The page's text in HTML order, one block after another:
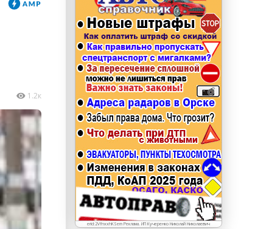
erid: LdtCKJjWj Реклама. ИП Кучеренко Николай
Николаевич
1.2к
erid:2VfnxxhKSem Реклама. ИП Кучеренко Николай Николаевич